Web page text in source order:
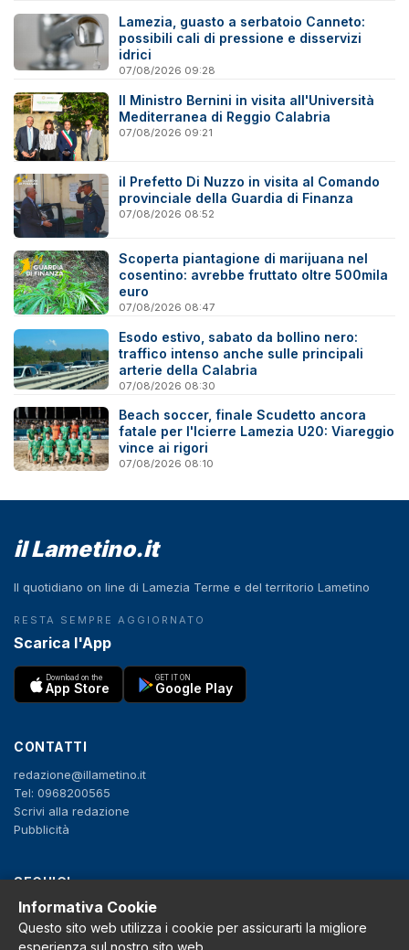
Lamezia, guasto a serbatoio Canneto:
possibili cali di pressione e disservizi
idrici
07/08/2026 09:28
Il Ministro Bernini in visita all'Università
Mediterranea di Reggio Calabria
07/08/2026 09:21
il Prefetto Di Nuzzo in visita al Comando
provinciale della Guardia di Finanza
07/08/2026 08:52
Scoperta piantagione di marijuana nel
cosentino: avrebbe fruttato oltre 500mila
euro
07/08/2026 08:47
Esodo estivo, sabato da bollino nero:
traffico intenso anche sulle principali
arterie della Calabria
07/08/2026 08:30
Beach soccer, finale Scudetto ancora
fatale per l'Icierre Lamezia U20: Viareggio
vince ai rigori
07/08/2026 08:10
il Lametino.it
Il quotidiano on line di Lamezia Terme e del territorio Lametino
RESTA SEMPRE AGGIORNATO
Scarica l'App
Download on the
App Store
GET IT ON
Google Play
CONTATTI
redazione@illametino.it
Tel: 0968200565
Scrivi alla redazione
Pubblicità
SEGUICI
f X IG YT
Informativa Cookie
Questo sito web utilizza i cookie per assicurarti la migliore
esperienza sul nostro sito web.